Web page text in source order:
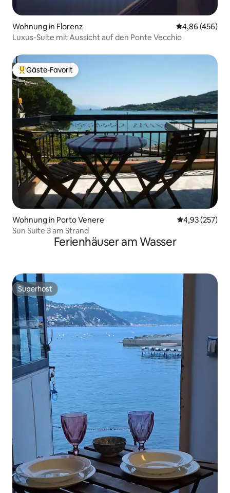
Wohnung in Florenz
4,86 (456)
Luxus-Suite mit Aussicht auf den Ponte Vecchio
Beliebter Gäste-Favorit.
Gäste-Favorit
Wohnung in Porto Venere
4,93 (257)
Sun Suite 3 am Strand
Ferienhäuser am Wasser
Superhost
Superhost